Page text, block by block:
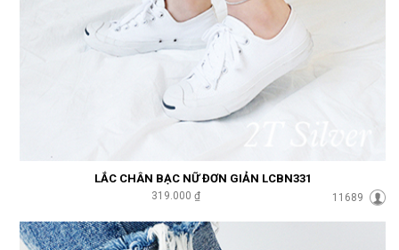
LẮC CHÂN BẠC NỮ ĐƠN GIẢN LCBN331
319.000 ₫ 11689